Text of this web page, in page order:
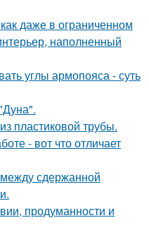
даже в ограниченном
наполненный
углы армопояса - суть
пластиковой трубы.
- вот что отличает
сдержанной
продуманности и